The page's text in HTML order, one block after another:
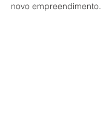
novo empreendimento.